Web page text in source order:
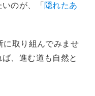
のが、「 隠れたあ
に取り組んでみませ
、進む道も自然と